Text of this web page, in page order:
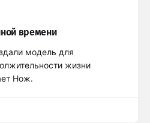
времени
модель для
жизни
Нож.